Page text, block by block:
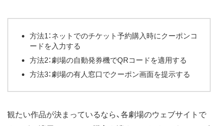
方法1：ネットでのチケット予約購入時にクーポンコ
ードを入力する
方法2：劇場の自動発券機でQRコードを適用する
方法3：劇場の有人窓口でクーポン画面を提示する
観たい作品が決まっているなら、各劇場のウェブサイトで